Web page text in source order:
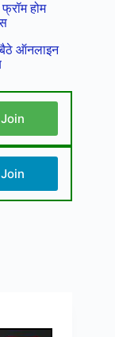
फ्रॉम होम
ऑनलाइन
Join
Join